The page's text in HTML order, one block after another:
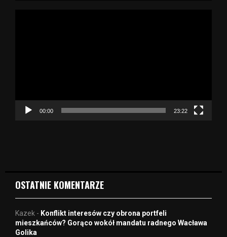
c
00:00 23:22
OSTATNIE KOMENTARZE
Kazek - Konflikt interesów czy obrona portfeli
mieszkańców? Gorąco wokół mandatu radnego Wacława
Golika